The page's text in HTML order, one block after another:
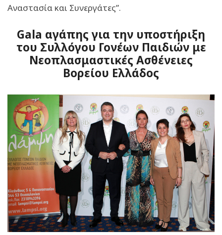
Αναστασία και Συνεργάτες”.
Gala αγάπης για την υποστήριξη
του Συλλόγου Γονέων Παιδιών με
Νεοπλασμαστικές Ασθένειες
Βορείου Ελλάδος